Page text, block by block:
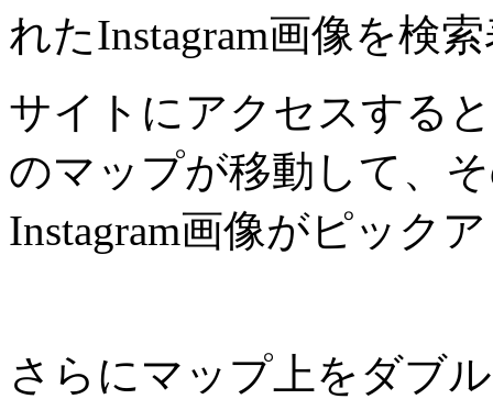
れたInstagram画像を検
サイトにアクセスする
のマップが移動して、
Instagram画像がピック
さらにマップ上をダブ